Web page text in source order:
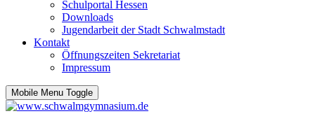
Schulportal Hessen
Downloads
Jugendarbeit der Stadt Schwalmstadt
Kontakt
Öffnungszeiten Sekretariat
Impressum
Mobile Menu Toggle